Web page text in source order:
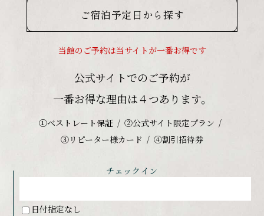
ご宿泊予定日から探す
当館のご予約は当サイトが一番お得です
公式サイトでのご予約が
一番お得な理由は４つあります。
①ベストレート保証
②公式サイト限定プラン
③リピーター様カード
④割引招待券
チェックイン
日付指定なし